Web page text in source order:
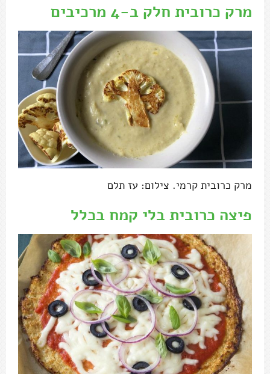
מרק כרובית חלק ב-4 מרכיבים
מרק כרובית קרמי. צילום: עז תלם
פיצה כרובית בלי קמח בכלל